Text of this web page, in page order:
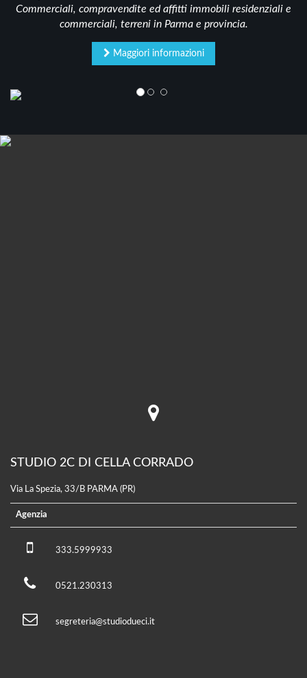
Commerciali, compravendite ed affitti immobili residenziali e
commerciali, terreni in Parma e provincia.
Maggiori informazioni
STUDIO 2C DI CELLA CORRADO
Via La Spezia, 33/B PARMA (PR)
Agenzia
333.5999933
0521.230313
segreteria@studiodueci.it